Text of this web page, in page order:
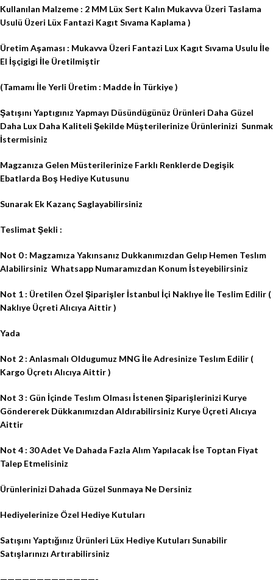
Kullanılan Malzeme : 2 MM Lüx Sert Kalın Mukavva Üzeri Taslama
Usulü Üzeri Lüx Fantazi Kagıt Sıvama Kaplama )
Üretim Aşaması : Mukavva Üzeri Fantazi Lux Kagıt Sıvama Usulu İle
El İşçigigi İle Üretilmiştir
(Tamamı İle Yerli Üretim : Madde İn Türkiye )
Şatışını Yaptıgınız Yapmayı Düsündügünüz Ürünleri Daha Güzel
Daha Lux Daha Kaliteli Şekilde Müşterilerinize Ürünlerinizi Sunmak
İstermisiniz
Magzanıza Gelen Müsterilerinize Farklı Renklerde Degişik
Ebatlarda Boş Hediye Kutusunu
Sunarak Ek Kazanç Saglayabilirsiniz
Teslimat Şekli :
Not 0 : Magzamıza Yakınsanız Dukkanımızdan Gelıp Hemen Teslım
Alabilirsiniz Whatsapp Numaramızdan Konum İsteyebilirsiniz
Not 1 : Üretilen Özel Şiparişler İstanbul İçi Naklıye İle Teslim Edilir (
Naklıye Üçreti Alıcıya Aittir )
Yada
Not 2 : Anlasmalı Oldugumuz MNG İle Adresinize Teslım Edilir (
Kargo Üçretı Alıcıya Aittir )
Not 3 : Gün İçinde Teslım Olması İstenen Şiparişlerinizi Kurye
Göndererek Dükkanımızdan Aldırabilirsiniz Kurye Üçreti Alıcıya
Aittir
Not 4 : 30 Adet Ve Dahada Fazla Alım Yapılacak İse Toptan Fiyat
Talep Etmelisiniz
Ürünlerinizi Dahada Güzel Sunmaya Ne Dersiniz
Hediyelerinize Özel Hediye Kutuları
Satışını Yaptığınız Ürünleri Lüx Hediye Kutuları Sunabilir
Satışlarınızı Artırabilirsiniz